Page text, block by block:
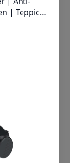
andere
uns